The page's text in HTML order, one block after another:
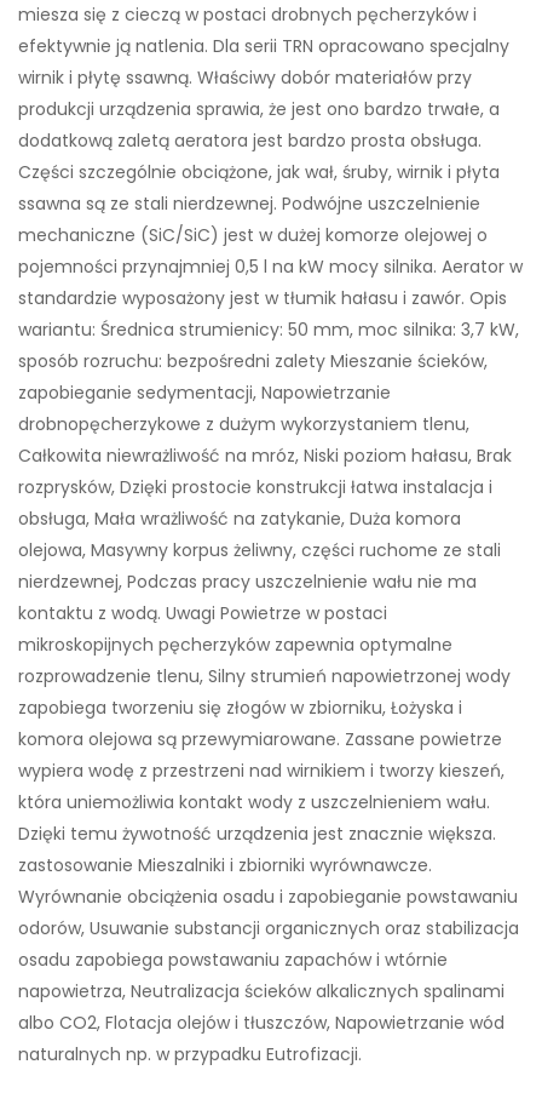
miesza się z cieczą w postaci drobnych pęcherzyków i
efektywnie ją natlenia. Dla serii TRN opracowano specjalny
wirnik i płytę ssawną. Właściwy dobór materiałów przy
produkcji urządzenia sprawia, że jest ono bardzo trwałe, a
dodatkową zaletą aeratora jest bardzo prosta obsługa.
Części szczególnie obciążone, jak wał, śruby, wirnik i płyta
ssawna są ze stali nierdzewnej. Podwójne uszczelnienie
mechaniczne (SiC/SiC) jest w dużej komorze olejowej o
pojemności przynajmniej 0,5 l na kW mocy silnika. Aerator w
standardzie wyposażony jest w tłumik hałasu i zawór. Opis
wariantu: Średnica strumienicy: 50 mm, moc silnika: 3,7 kW,
sposób rozruchu: bezpośredni zalety Mieszanie ścieków,
zapobieganie sedymentacji, Napowietrzanie
drobnopęcherzykowe z dużym wykorzystaniem tlenu,
Całkowita niewrażliwość na mróz, Niski poziom hałasu, Brak
rozprysków, Dzięki prostocie konstrukcji łatwa instalacja i
obsługa, Mała wrażliwość na zatykanie, Duża komora
olejowa, Masywny korpus żeliwny, części ruchome ze stali
nierdzewnej, Podczas pracy uszczelnienie wału nie ma
kontaktu z wodą. Uwagi Powietrze w postaci
mikroskopijnych pęcherzyków zapewnia optymalne
rozprowadzenie tlenu, Silny strumień napowietrzonej wody
zapobiega tworzeniu się złogów w zbiorniku, Łożyska i
komora olejowa są przewymiarowane. Zassane powietrze
wypiera wodę z przestrzeni nad wirnikiem i tworzy kieszeń,
która uniemożliwia kontakt wody z uszczelnieniem wału.
Dzięki temu żywotność urządzenia jest znacznie większa.
zastosowanie Mieszalniki i zbiorniki wyrównawcze.
Wyrównanie obciążenia osadu i zapobieganie powstawaniu
odorów, Usuwanie substancji organicznych oraz stabilizacja
osadu zapobiega powstawaniu zapachów i wtórnie
napowietrza, Neutralizacja ścieków alkalicznych spalinami
albo CO2, Flotacja olejów i tłuszczów, Napowietrzanie wód
naturalnych np. w przypadku Eutrofizacji.